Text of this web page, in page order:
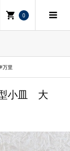
0
里
小皿 大